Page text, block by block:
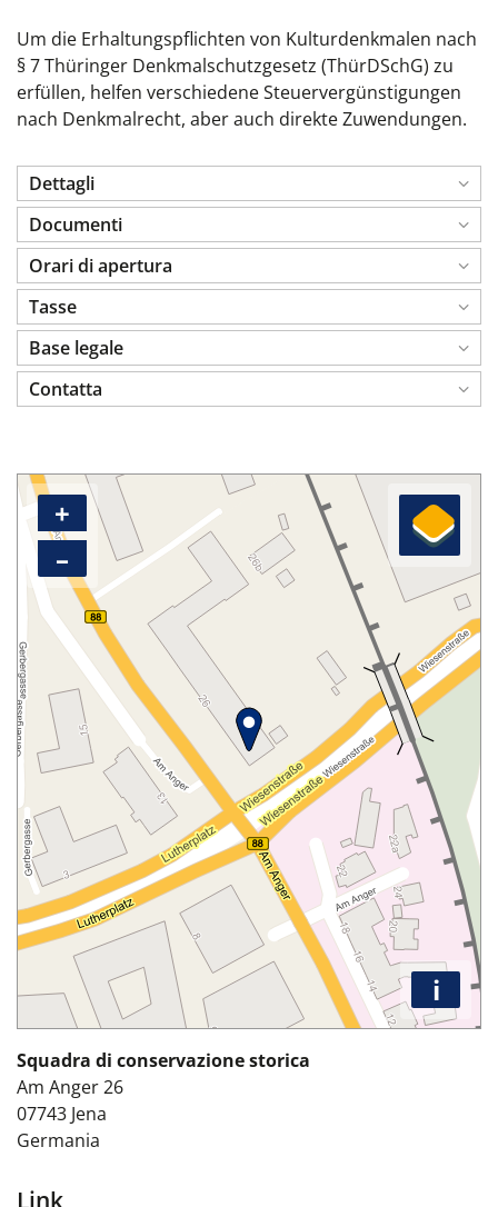
Um die Erhaltungspflichten von Kulturdenkmalen nach
§ 7 Thüringer Denkmalschutzgesetz (ThürDSchG) zu
erfüllen, helfen verschiedene Steuervergünstigungen
nach Denkmalrecht, aber auch direkte Zuwendungen.
Dettagli
Documenti
Orari di apertura
Tasse
Base legale
Contatta
+
–
i
Squadra di conservazione storica
Am Anger 26
07743 Jena
Germania
Link